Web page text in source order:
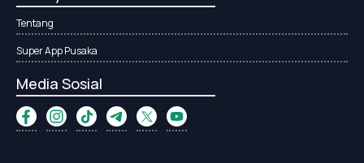
Tentang
Super App Pusaka
Media Sosial